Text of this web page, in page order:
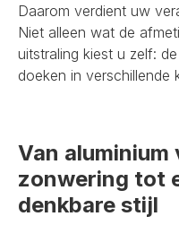
Daarom verdient uw
Niet alleen wat de
uitstraling kiest u zelf:
doeken in verschillende
Van aluminium
zonwering tot
denkbare stijl